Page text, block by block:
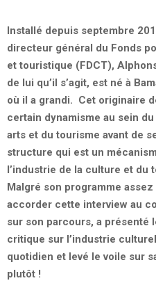
Installé depuis septembre
directeur général du Fonds
et touristique (FDCT),
de lui qu’il s’agit, est né à
où il a grandi. Cet originaire
certain dynamisme au sein
arts et du tourisme avant de
structure qui est un
l’industrie de la culture et du
Malgré son programme
accorder cette interview au
sur son parcours, a présenté
critique sur l’industrie
quotidien et levé le voile sur
plutôt !